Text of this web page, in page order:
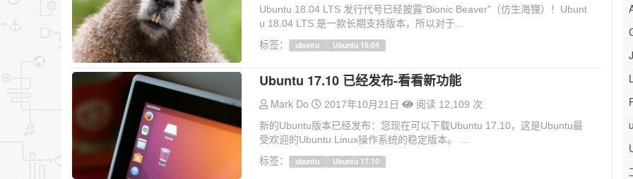
Ubuntu 18.04 LTS 发行代号已经披露“Bionic Beaver”（仿生海狸）！Ubunt
u 18.04 LTS 是一款长期支持版本，所以对于...
标签：
ubuntu Ubuntu 18.04
Ubuntu 17.10 已经发布-看看新功能
Mark Do 2017年10月21日
阅读 12,109 次
新的Ubuntu版本已经发布：您现在可以下载Ubuntu 17.10，这是Ubuntu最
受欢迎的Ubuntu Linux操作系统的稳定版本。 ...
标签：
ubuntu Ubuntu 17.10